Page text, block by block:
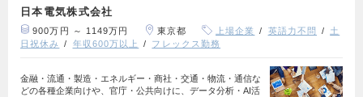
日本電気株式会社
900万円 ～ 1149万円 東京都 上場企業 英語力不問
土
日祝休み
年収600万以上 フレックス勤務
金融・流通・製造・エネルギー・商社・交通・物流・通信な
どの各種企業向けや、官庁・公共向けに、データ分析・AI活